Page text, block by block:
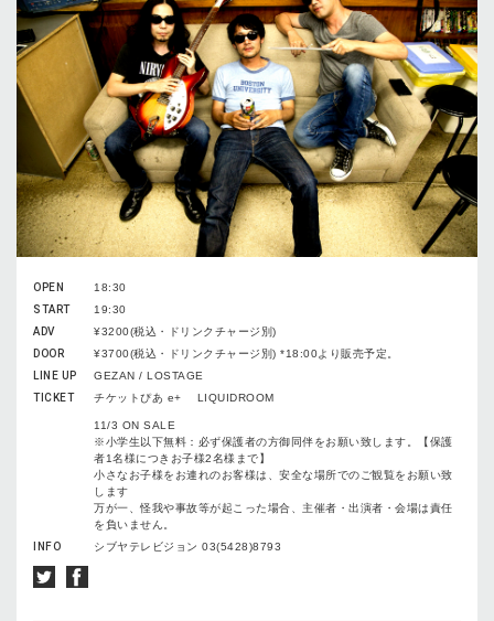
OPEN
18:30
START
19:30
ADV
¥3200(税込・ドリンクチャージ別)
DOOR
¥3700(税込・ドリンクチャージ別) *18:00より販売予定。
LINE UP
GEZAN / LOSTAGE
TICKET
チケットぴあ e+ LIQUIDROOM
11/3 ON SALE
※⼩学⽣以下無料：必ず保護者の⽅御同伴をお願い致します。【保護
者1名様につきお⼦様2名様まで】
⼩さなお⼦様をお連れのお客様は、安全な場所でのご観覧をお願い致
します
万が⼀、怪我や事故等が起こった場合、主催者・出演者・会場は責任
を負いません。
INFO
シブヤテレビジョン 03(5428)8793